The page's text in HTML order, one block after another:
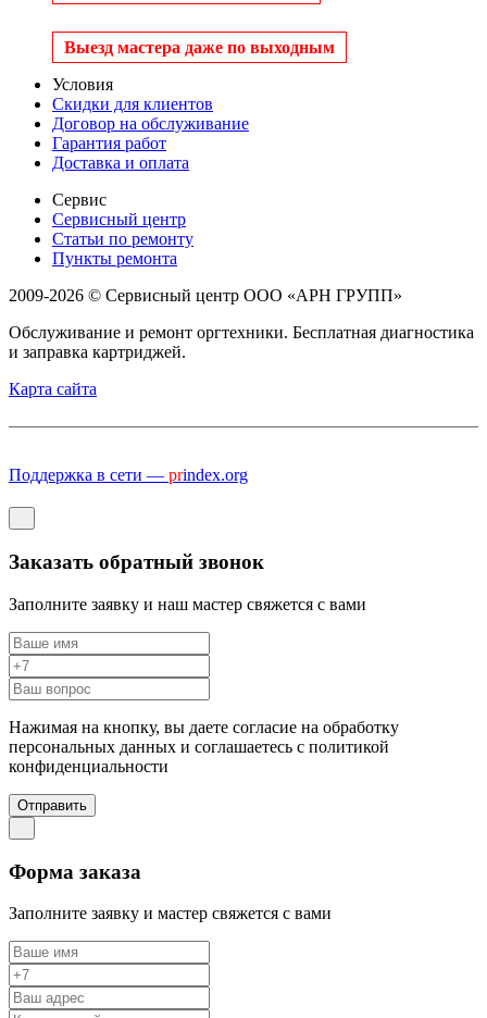
Выезд мастера даже по выходным
Условия
Скидки для клиентов
Договор на обслуживание
Гарантия работ
Доставка и оплата
Сервис
Сервисный центр
Статьи по ремонту
Пункты ремонта
2009-2026 © Сервисный центр ООО «АРН ГРУПП»
Обслуживание и ремонт оргтехники. Бесплатная диагностика
и заправка картриджей.
Карта сайта
Поддержка в сети — prindex.org
Заказать обратный звонок
Заполните заявку и наш мастер свяжется с вами
Нажимая на кнопку, вы даете согласие на обработку
персональных данных и соглашаетесь c политикой
конфиденциальности
Отправить
Форма заказа
Заполните заявку и мастер свяжется с вами